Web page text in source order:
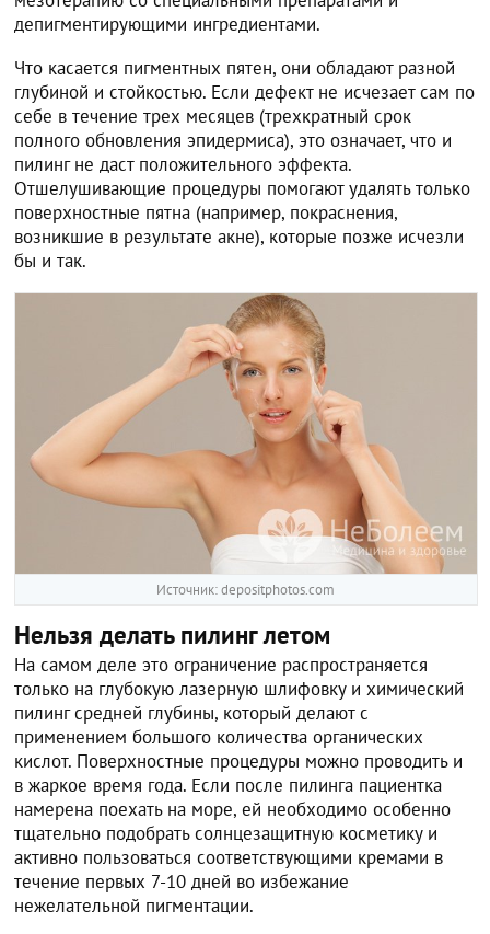
депигментирующими ингредиентами.
Что касается пигментных пятен, они обладают разной
глубиной и стойкостью. Если дефект не исчезает сам по
себе в течение трех месяцев (трехкратный срок
полного обновления эпидермиса), это означает, что и
пилинг не даст положительного эффекта.
Отшелушивающие процедуры помогают удалять только
поверхностные пятна (например, покраснения,
возникшие в результате акне), которые позже исчезли
бы и так.
Источник: depositphotos.com
Нельзя делать пилинг летом
На самом деле это ограничение распространяется
только на глубокую лазерную шлифовку и химический
пилинг средней глубины, который делают с
применением большого количества органических
кислот. Поверхностные процедуры можно проводить и
в жаркое время года. Если после пилинга пациентка
намерена поехать на море, ей необходимо особенно
тщательно подобрать солнцезащитную косметику и
активно пользоваться соответствующими кремами в
течение первых 7-10 дней во избежание
нежелательной пигментации.